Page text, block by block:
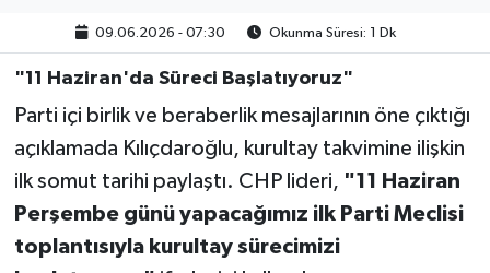
09.06.2026 - 07:30 Okunma Süresi: 1 Dk
"11 Haziran'da Süreci Başlatıyoruz"
Parti içi birlik ve beraberlik mesajlarının öne çıktığı
açıklamada Kılıçdaroğlu, kurultay takvimine ilişkin
ilk somut tarihi paylaştı. CHP lideri, "11 Haziran
Perşembe günü yapacağımız ilk Parti Meclisi
toplantısıyla kurultay sürecimizi